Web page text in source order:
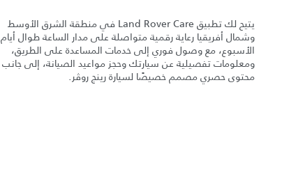
يتيح لك تطبيق Land Rover Care في منطقة الشرق الأوسط
وشمال أفريقيا رعاية رقمية متواصلة على مدار الساعة طوال أيام
الأسبوع، مع وصول فوري إلى خدمات المساعدة على الطريق،
ومعلومات تفصيلية عن سيارتك وحجز مواعيد الصيانة، إلى جانب
محتوى حصري مصمم خصيصًا لسيارة رينج روڤر.